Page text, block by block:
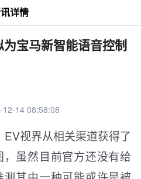
详情
宝马新智能语音控制
12-14 08:58:08
EV视界从相关渠道获得了
虽然目前官方还没有给